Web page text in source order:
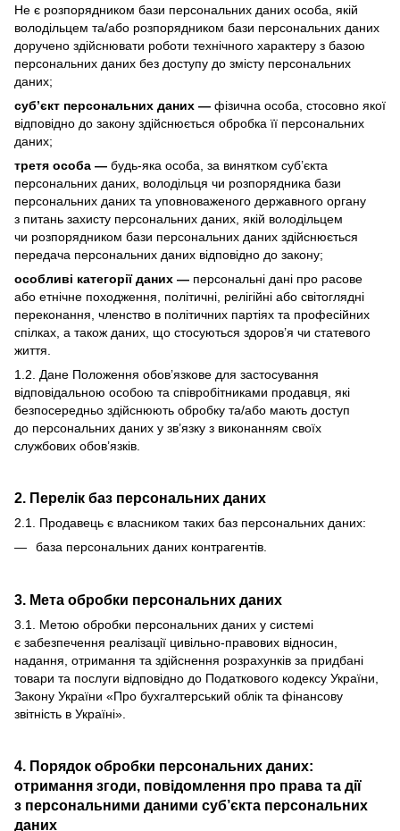
Не є розпорядником бази персональних даних особа, якій
володільцем та/або розпорядником бази персональних даних
доручено здійснювати роботи технічного характеру з базою
персональних даних без доступу до змісту персональних
даних;
суб’єкт персональних даних — фізична особа, стосовно якої
відповідно до закону здійснюється обробка її персональних
даних;
третя особа — будь-яка особа, за винятком суб’єкта
персональних даних, володільця чи розпорядника бази
персональних даних та уповноваженого державного органу
з питань захисту персональних даних, якій володільцем
чи розпорядником бази персональних даних здійснюється
передача персональних даних відповідно до закону;
особливі категорії даних — персональні дані про расове
або етнічне походження, політичні, релігійні або світоглядні
переконання, членство в політичних партіях та професійних
спілках, а також даних, що стосуються здоров’я чи статевого
життя.
1.2. Дане Положення обов’язкове для застосування
відповідальною особою та співробітниками продавця, які
безпосередньо здійснюють обробку та/або мають доступ
до персональних даних у зв’язку з виконанням своїх
службових обов’язків.
2. Перелік баз персональних даних
2.1. Продавець є власником таких баз персональних даних:
база персональних даних контрагентів.
3. Мета обробки персональних даних
3.1. Метою обробки персональних даних у системі
є забезпечення реалізації цивільно-правових відносин,
надання, отримання та здійснення розрахунків за придбані
товари та послуги відповідно до Податкового кодексу України,
Закону України «Про бухгалтерський облік та фінансову
звітність в Україні».
4. Порядок обробки персональних даних:
отримання згоди, повідомлення про права та дії
з персональними даними суб’єкта персональних
даних